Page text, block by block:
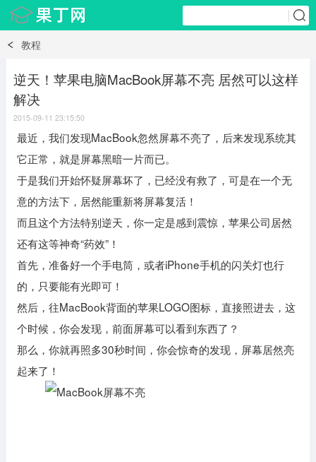
教程
逆天！苹果电脑MacBook屏幕不亮 居然可以这样
解决
2015-09-11 23:15:50
最近，我们发现MacBook忽然屏幕不亮了，后来发现系统其
它正常，就是屏幕黑暗一片而已。
于是我们开始怀疑屏幕坏了，已经没有救了，可是在一个无
意的方法下，居然能重新将屏幕复活！
而且这个方法特别逆天，你一定是感到震惊，苹果公司居然
还有这等神奇“药效”！
首先，准备好一个手电筒，或者iPhone手机的闪关灯也行
的，只要能有光即可！
然后，往MacBook背面的苹果LOGO图标，直接照进去，这
个时候，你会发现，前面屏幕可以看到东西了？
那么，你就再照多30秒时间，你会惊奇的发现，屏幕居然亮
起来了！